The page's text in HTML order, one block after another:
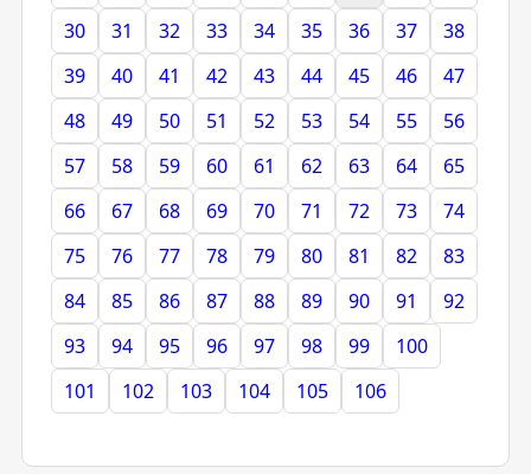
30
31 32 33 34 35 36 37
38
39
40 41 42 43 44 45 46
47
48
49 50 51 52 53 54 55
56
57
58 59 60 61 62 63 64
65
66
67 68 69 70 71 72 73
74
75
76 77 78 79 80 81 82
83
84
85 86 87 88 89 90 91
92
93
94 95 96 97 98 99
100
101
102 103 104 105 106